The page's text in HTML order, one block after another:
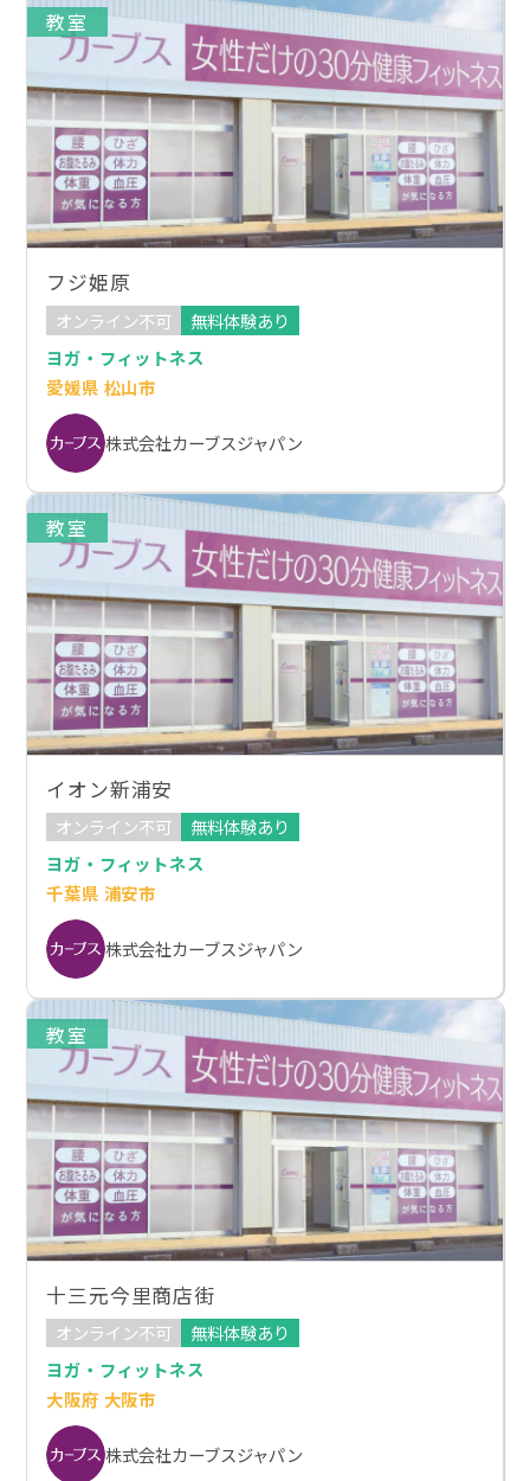
教室
フジ姫原
オンライン不可
無料体験あり
ヨガ・フィットネス
愛媛県 松山市
株式会社カーブスジャパン
教室
イオン新浦安
オンライン不可
無料体験あり
ヨガ・フィットネス
千葉県 浦安市
株式会社カーブスジャパン
教室
十三元今里商店街
オンライン不可
無料体験あり
ヨガ・フィットネス
大阪府 大阪市
株式会社カーブスジャパン